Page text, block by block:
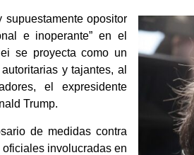
supuestamente opositor
e inoperante” en el
se proyecta como un
y tajantes, al
el expresidente
Trump.
de medidas contra
involucradas en